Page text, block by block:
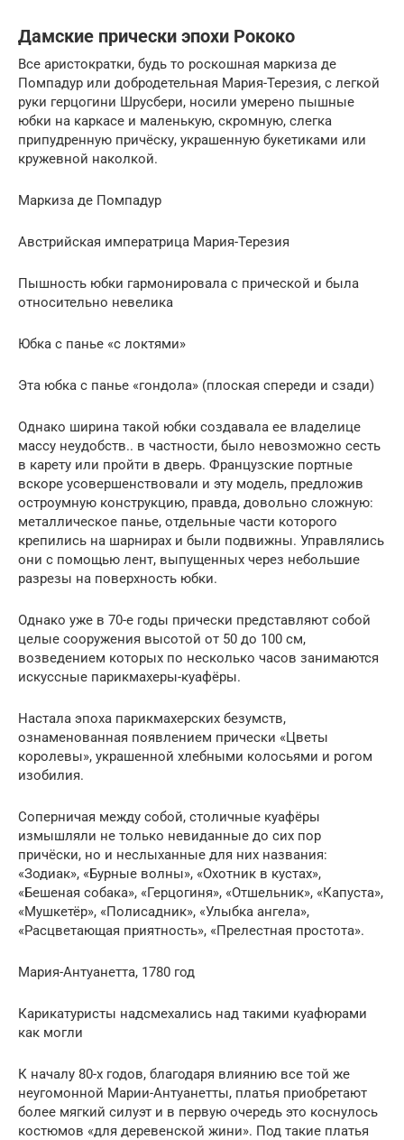
Дамские прически эпохи Рококо
Все аристократки, будь то роскошная маркиза де
Помпадур или добродетельная Мария-Терезия, с легкой
руки герцогини Шрусбери, носили умерено пышные
юбки на каркасе и маленькую, скромную, слегка
припудренную причёску, украшенную букетиками или
кружевной наколкой.
Маркиза де Помпадур
Австрийская императрица Мария-Терезия
Пышность юбки гармонировала с прической и была
относительно невелика
Юбка с панье «с локтями»
Эта юбка с панье «гондола» (плоская спереди и сзади)
Однако ширина такой юбки создавала ее владелице
массу неудобств.. в частности, было невозможно сесть
в карету или пройти в дверь. Французские портные
вскоре усовершенствовали и эту модель, предложив
остроумную конструкцию, правда, довольно сложную:
металлическое панье, отдельные части которого
крепились на шарнирах и были подвижны. Управлялись
они с помощью лент, выпущенных через небольшие
разрезы на поверхность юбки.
Однако уже в 70-е годы прически представляют собой
целые сооружения высотой от 50 до 100 см,
возведением которых по несколько часов занимаются
искуссные парикмахеры-куафёры.
Настала эпоха парикмахерских безумств,
ознаменованная появлением прически «Цветы
королевы», украшенной хлебными колосьями и рогом
изобилия.
Соперничая между собой, столичные куафёры
измышляли не только невиданные до сих пор
причёски, но и неслыханные для них названия:
«Зодиак», «Бурные волны», «Охотник в кустах»,
«Бешеная собака», «Герцогиня», «Отшельник», «Капуста»,
«Мушкетёр», «Полисадник», «Улыбка ангела»,
«Расцветающая приятность», «Прелестная простота».
Мария-Антуанетта, 1780 год
Карикатуристы надсмехались над такими куафюрами
как могли
К началу 80-х годов, благодаря влиянию все той же
неугомонной Марии-Антуанетты, платья приобретают
более мягкий силуэт и в первую очередь это коснулось
костюмов «для деревенской жини». Под такие платья